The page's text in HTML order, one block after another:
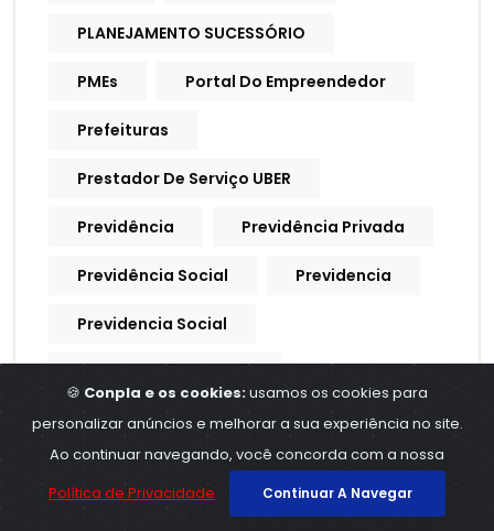
PLANEJAMENTO SUCESSÓRIO
PMEs Portal Do Empreendedor
Prefeituras
Prestador De Serviço UBER
Previdência Previdência Privada
Previdência Social Previdencia
Previdencia Social
Procuração Digital
Produtividade Produtores Rurais
Produtos E Serviços
🍪 Conpla e os cookies:usamos os cookies para
personalizar anúncios e melhorar a sua experiência no site.
Ao continuar navegando, você concorda com a nossa
Política de Privacidade
Continuar A Navegar